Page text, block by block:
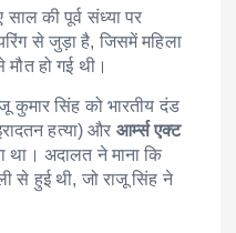
की पूर्व संध्या पर
से जुड़ा है, जिसमें महिला
हो गई थी।
कुमार सिंह को भारतीय दंड
हत्या) और आर्म्स एक्ट
था। अदालत ने माना कि
से हुई थी, जो राजू सिंह ने